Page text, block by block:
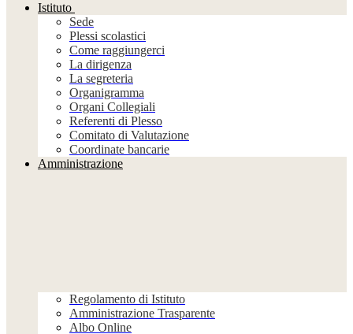
Istituto
Sede
Plessi scolastici
Come raggiungerci
La dirigenza
La segreteria
Organigramma
Organi Collegiali
Referenti di Plesso
Comitato di Valutazione
Coordinate bancarie
Amministrazione
Regolamento di Istituto
Amministrazione Trasparente
Albo Online